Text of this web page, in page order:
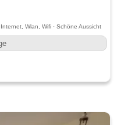
Wlan, Wifi · Schöne Aussicht